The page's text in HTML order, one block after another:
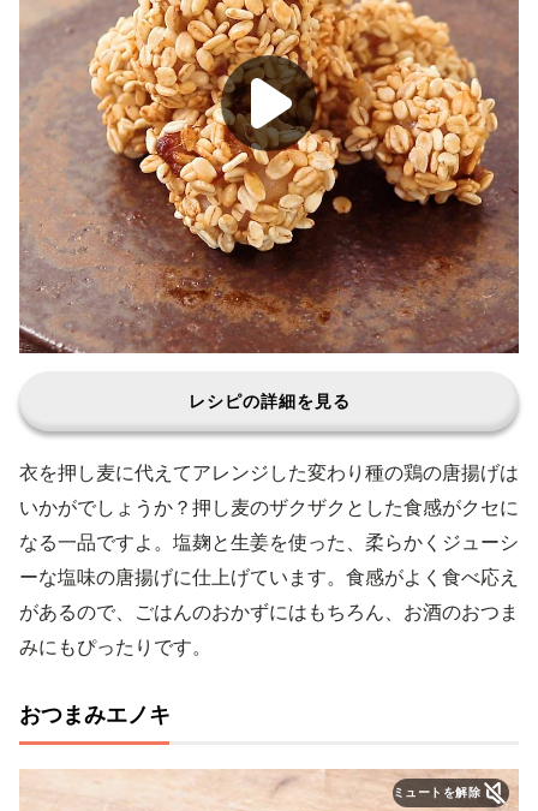
レシピの詳細を見る
衣を押し麦に代えてアレンジした変わり種の鶏の唐揚げは
いかがでしょうか？押し麦のザクザクとした食感がクセに
なる一品ですよ。塩麹と生姜を使った、柔らかくジューシ
ーな塩味の唐揚げに仕上げています。食感がよく食べ応え
があるので、ごはんのおかずにはもちろん、お酒のおつま
みにもぴったりです。
おつまみエノキ
ミュートを解除